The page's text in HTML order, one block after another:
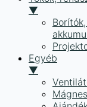
▼
Egyéb
▼